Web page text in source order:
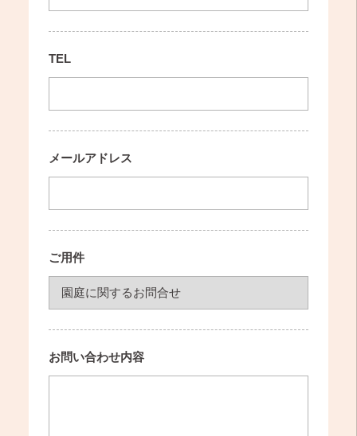
TEL
メールアドレス
ご用件
お問い合わせ内容